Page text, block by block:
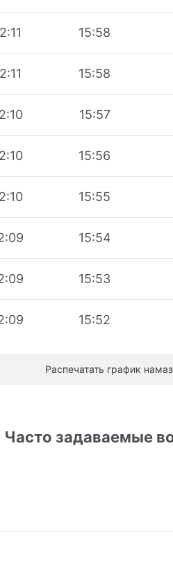
15:58
15:58
15:57
15:56
15:55
15:54
15:53
15:52
Распечатать график
Часто задаваемые